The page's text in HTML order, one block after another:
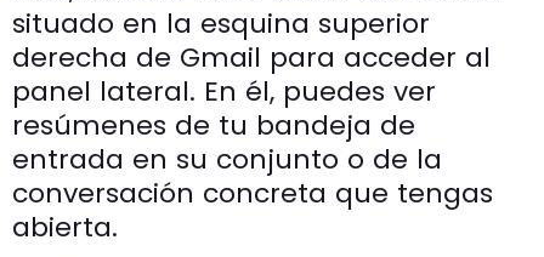
situado en la esquina superior
derecha de Gmail para acceder al
panel lateral. En él, puedes ver
resúmenes de tu bandeja de
entrada en su conjunto o de la
conversación concreta que tengas
abierta.